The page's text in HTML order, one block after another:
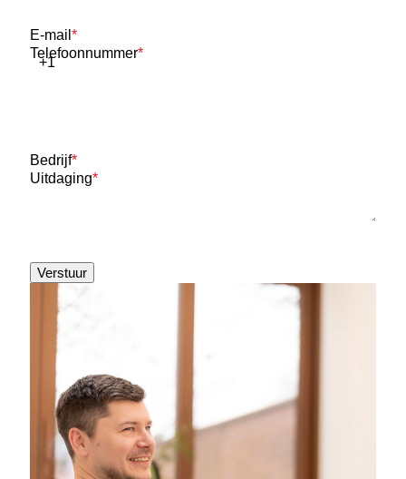
E-mail *
Telefoonnummer*
Bedrijf*
Uitdaging*
Verstuur